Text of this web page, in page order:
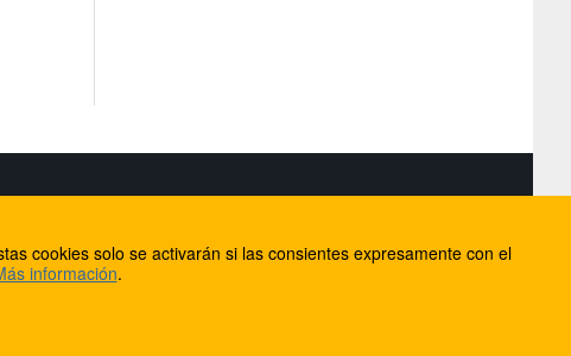
Mallorca
cookies solo se activarán si las consientes expresamente con el
información.